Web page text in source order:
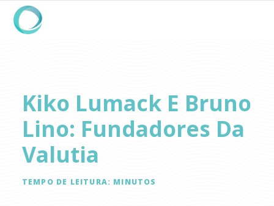
Kiko Lumack E Bruno
Lino: Fundadores Da
Valutia
TEMPO DE LEITURA: MINUTOS